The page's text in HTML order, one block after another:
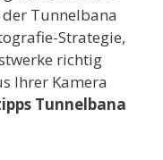
Tunnelbana
Strategie,
richtig
Ihrer Kamera
Tunnelbana